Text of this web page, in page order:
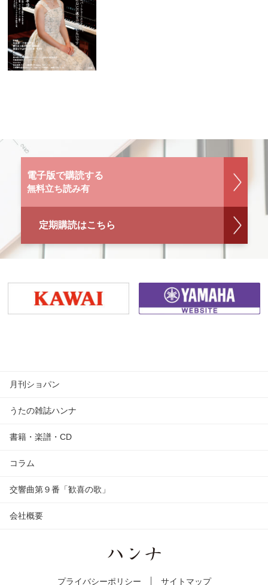
電子版で購読する
無料立ち読み有
定期購読はこちら
月刊ショパン
うたの雑誌ハンナ
書籍・楽譜・CD
コラム
交響曲第９番「歓喜の歌」
会社概要
プライバシーポリシー サイトマップ